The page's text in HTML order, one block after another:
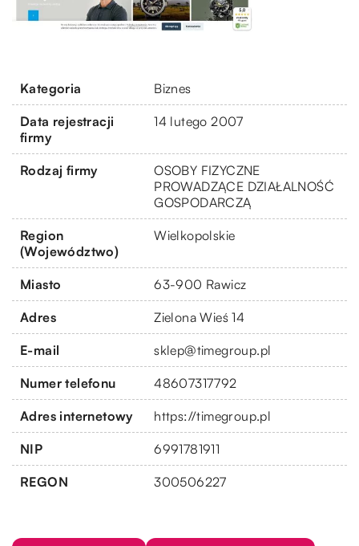
Kategoria Biznes
Data rejestracji
firmy
14 lutego 2007
Rodzaj firmy
OSOBY FIZYCZNE
PROWADZĄCE DZIAŁALNOŚĆ
GOSPODARCZĄ
Region
(Województwo)
Wielkopolskie
Miasto 63-900 Rawicz
Adres Zielona Wieś 14
E-mail sklep@timegroup.pl
Numer telefonu 48607317792
Adres internetowy https://timegroup.pl
NIP 6991781911
REGON 300506227